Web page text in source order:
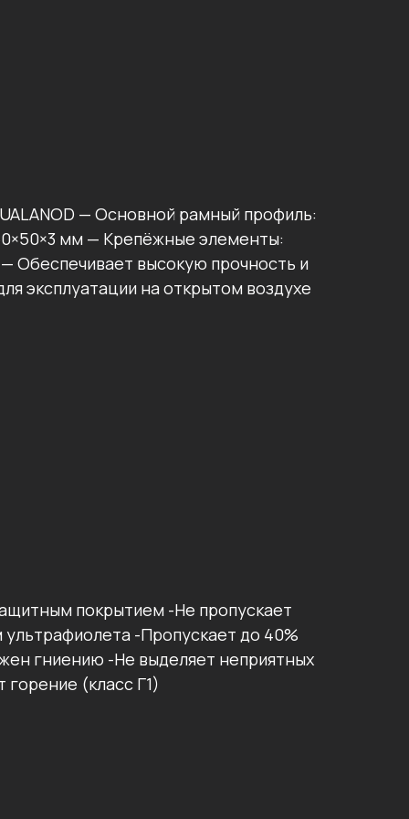
— Основной рамный профиль:
мм — Крепёжные элементы:
Обеспечивает высокую прочность и
эксплуатации на открытом воздухе
покрытием -Не пропускает
-Пропускает до 40%
гниению -Не выделяет неприятных
(класс Г1)